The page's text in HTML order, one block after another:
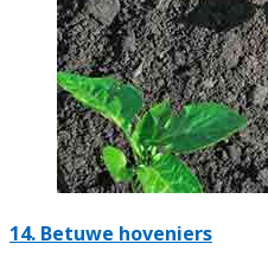
14. Betuwe hoveniers